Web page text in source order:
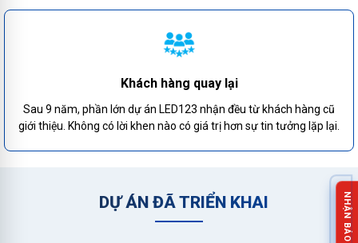
Khách hàng quay lại
Sau 9 năm, phần lớn dự án LED123 nhận đều từ khách hàng cũ
giới thiệu. Không có lời khen nào có giá trị hơn sự tin tưởng lặp lại.
DỰ ÁN ĐÃ TRIỂN KHAI